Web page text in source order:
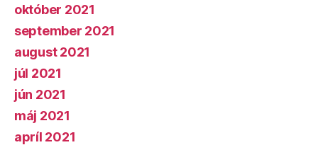
október 2021
september 2021
august 2021
júl 2021
jún 2021
máj 2021
apríl 2021